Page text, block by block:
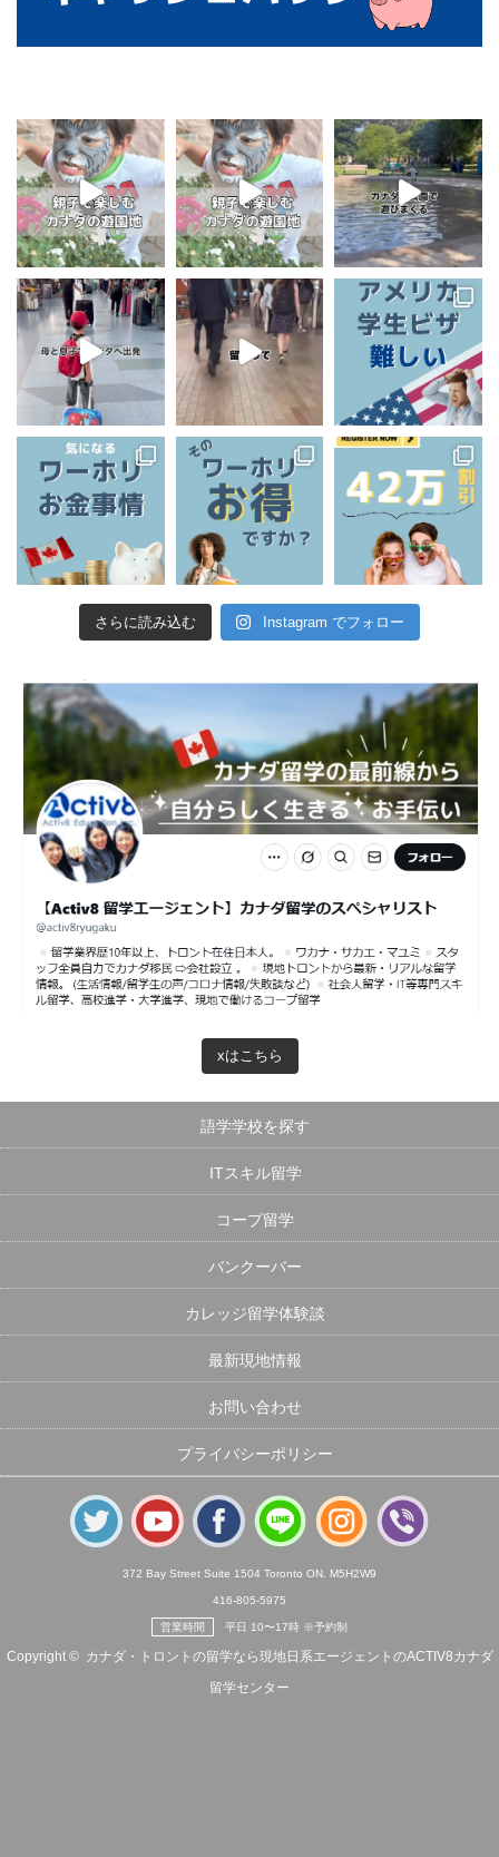
さらに読み込む Instagram でフォロー
xはこちら
語学学校を探す
ITスキル留学
コープ留学
バンクーバー
カレッジ留学体験談
最新現地情報
お問い合わせ
プライバシーポリシー
372 Bay Street Suite 1504 Toronto ON. M5H2W9
416-805-5975
営業時間 平日 10〜17時 ※予約制
Copyright © カナダ・トロントの留学なら現地日系エージェントのACTIV8カナダ
留学センター